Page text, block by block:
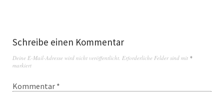
Schreibe einen Kommentar
Deine E-Mail-Adresse wird nicht veröffentlicht. Erforderliche Felder sind mit *
markiert
Kommentar *